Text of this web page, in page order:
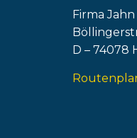
Firma Jahn
D – 74078